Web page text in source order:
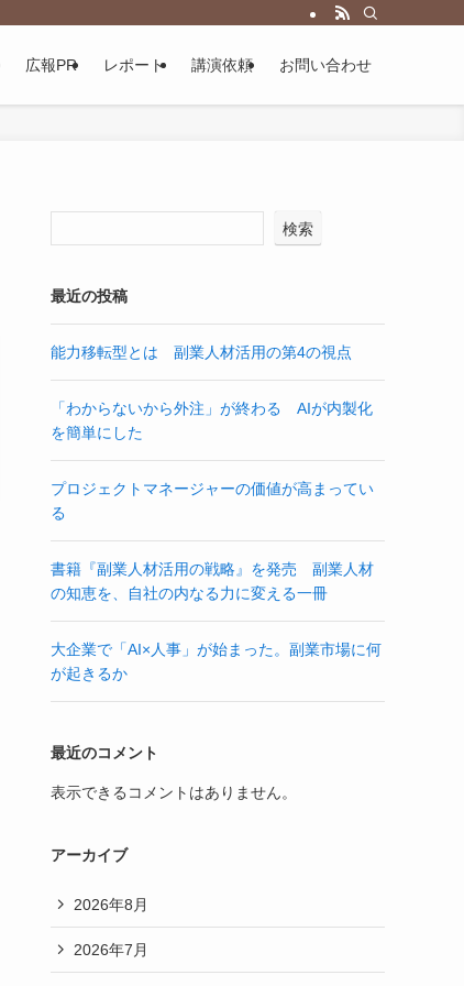
広報PR レポート 講演依頼 お問い合わせ
検索
最近の投稿
能力移転型とは 副業人材活用の第4の視点
「わからないから外注」が終わる AIが内製化
を簡単にした
プロジェクトマネージャーの価値が高まってい
る
書籍『副業人材活用の戦略』を発売 副業人材
の知恵を、自社の内なる力に変える一冊
大企業で「AI×人事」が始まった。副業市場に何
が起きるか
最近のコメント
表示できるコメントはありません。
アーカイブ
2026年8月
2026年7月